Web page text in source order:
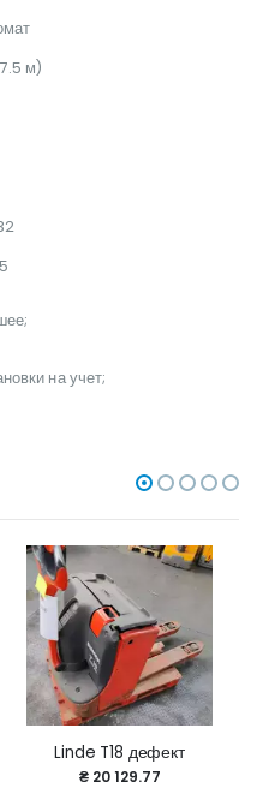
м)
на учет;
Linde T18 дефект
₴ 20 129.77